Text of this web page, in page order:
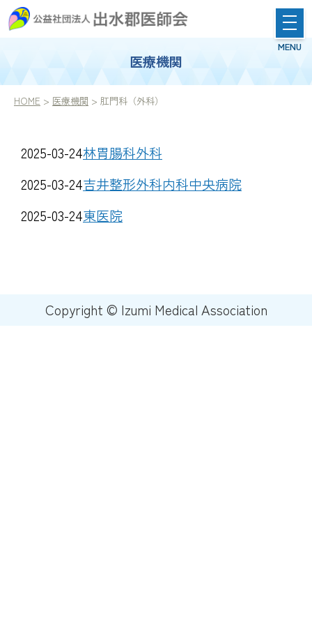
医療機関
HOME > 医療機関 > 肛門科（外科）
2025-03-24林胃腸科外科
2025-03-24吉井整形外科内科中央病院
2025-03-24東医院
Copyright © Izumi Medical Association